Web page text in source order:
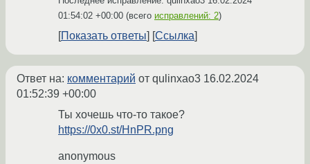
01:54:02 +00:00 (всего исправлений: 2)
Показать ответы Ссылка
Ответ на: комментарий от qulinxao3 16.02.2024
01:52:39 +00:00
Ты хочешь что-то такое?
https://0x0.st/HnPR.png
anonymous